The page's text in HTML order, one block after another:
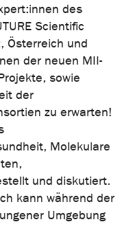
des
Scientific
Österreich und
der neuen MII-
sowie
der
zu erwarten!
Molekulare
und diskutiert.
kann während der
Umgebung